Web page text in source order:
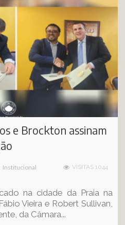
e Brockton assinam
Institucional VISITAS 1044
na cidade da Praia na
Vieira e Robert Sullivan,
da Câmara...